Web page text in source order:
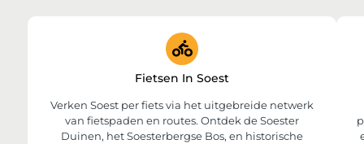
Fietsen In Soest
Verken Soest per fiets via het uitgebreide netwerk
van fietspaden en routes. Ontdek de Soester
Duinen, het Soesterbergse Bos, en historische